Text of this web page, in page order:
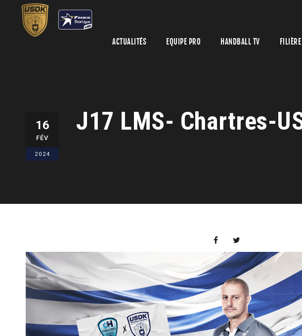
ACTUALITÉS EQUIPE PRO HANDBALL TV
16
FÉV
2024
J17 LMS- Chartres-